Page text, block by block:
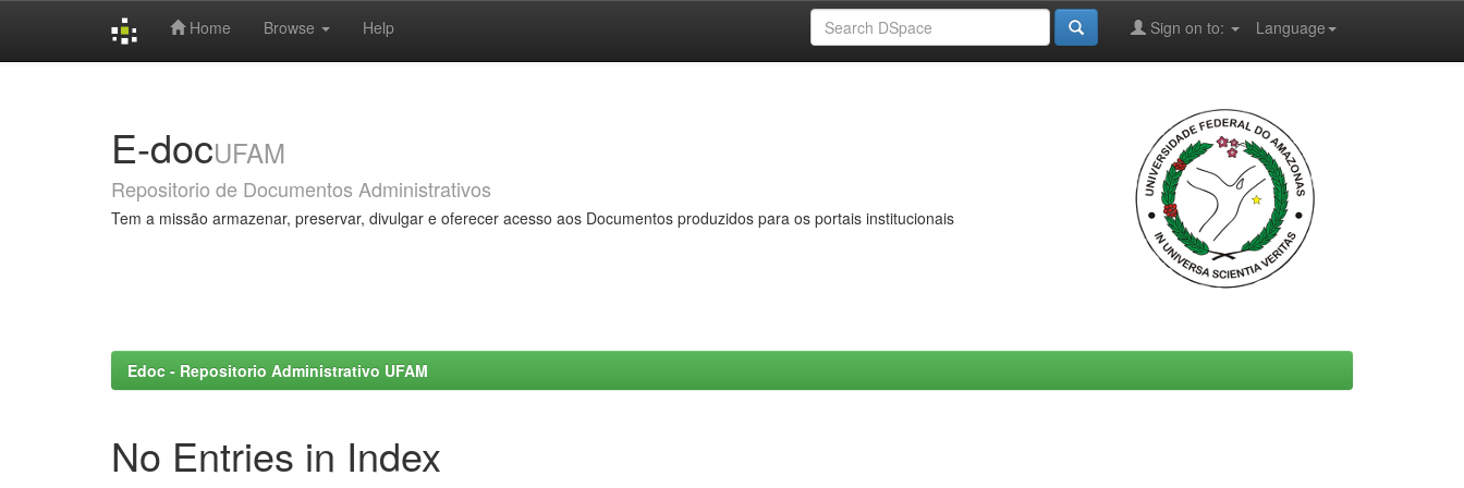
Home Browse Help Language
Sign on to:
E-docUFAM
Repositorio de Documentos Administrativos
Tem a missão armazenar, preservar, divulgar e oferecer acesso aos Documentos produzidos para os portais institucionais
Edoc - Repositorio Administrativo UFAM
No Entries in Index